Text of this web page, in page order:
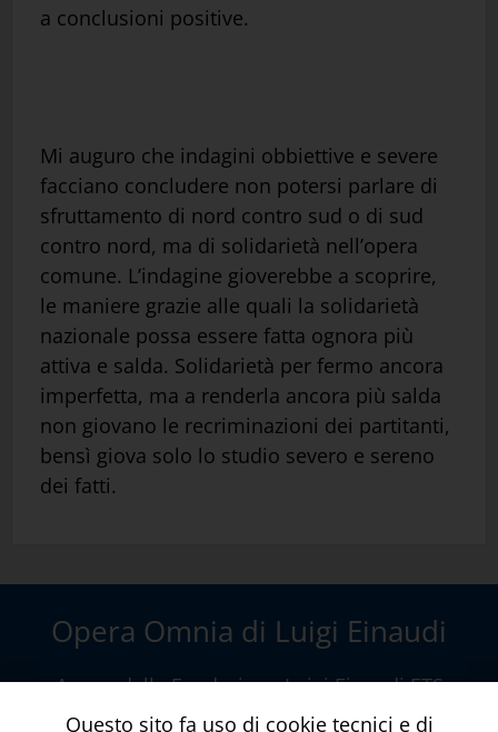
a conclusioni positive.
Mi auguro che indagini obbiettive e severe
facciano concludere non potersi parlare di
sfruttamento di nord contro sud o di sud
contro nord, ma di solidarietà nell’opera
comune. L’indagine gioverebbe a scoprire,
le maniere grazie alle quali la solidarietà
nazionale possa essere fatta ognora più
attiva e salda. Solidarietà per fermo ancora
imperfetta, ma a renderla ancora più salda
non giovano le recriminazioni dei partitanti,
bensì giova solo lo studio severo e sereno
dei fatti.
Opera Omnia di Luigi Einaudi
A cura dellaFondazione Luigi Einaudi ETS
Via della Conciliazione, 10 – Roma